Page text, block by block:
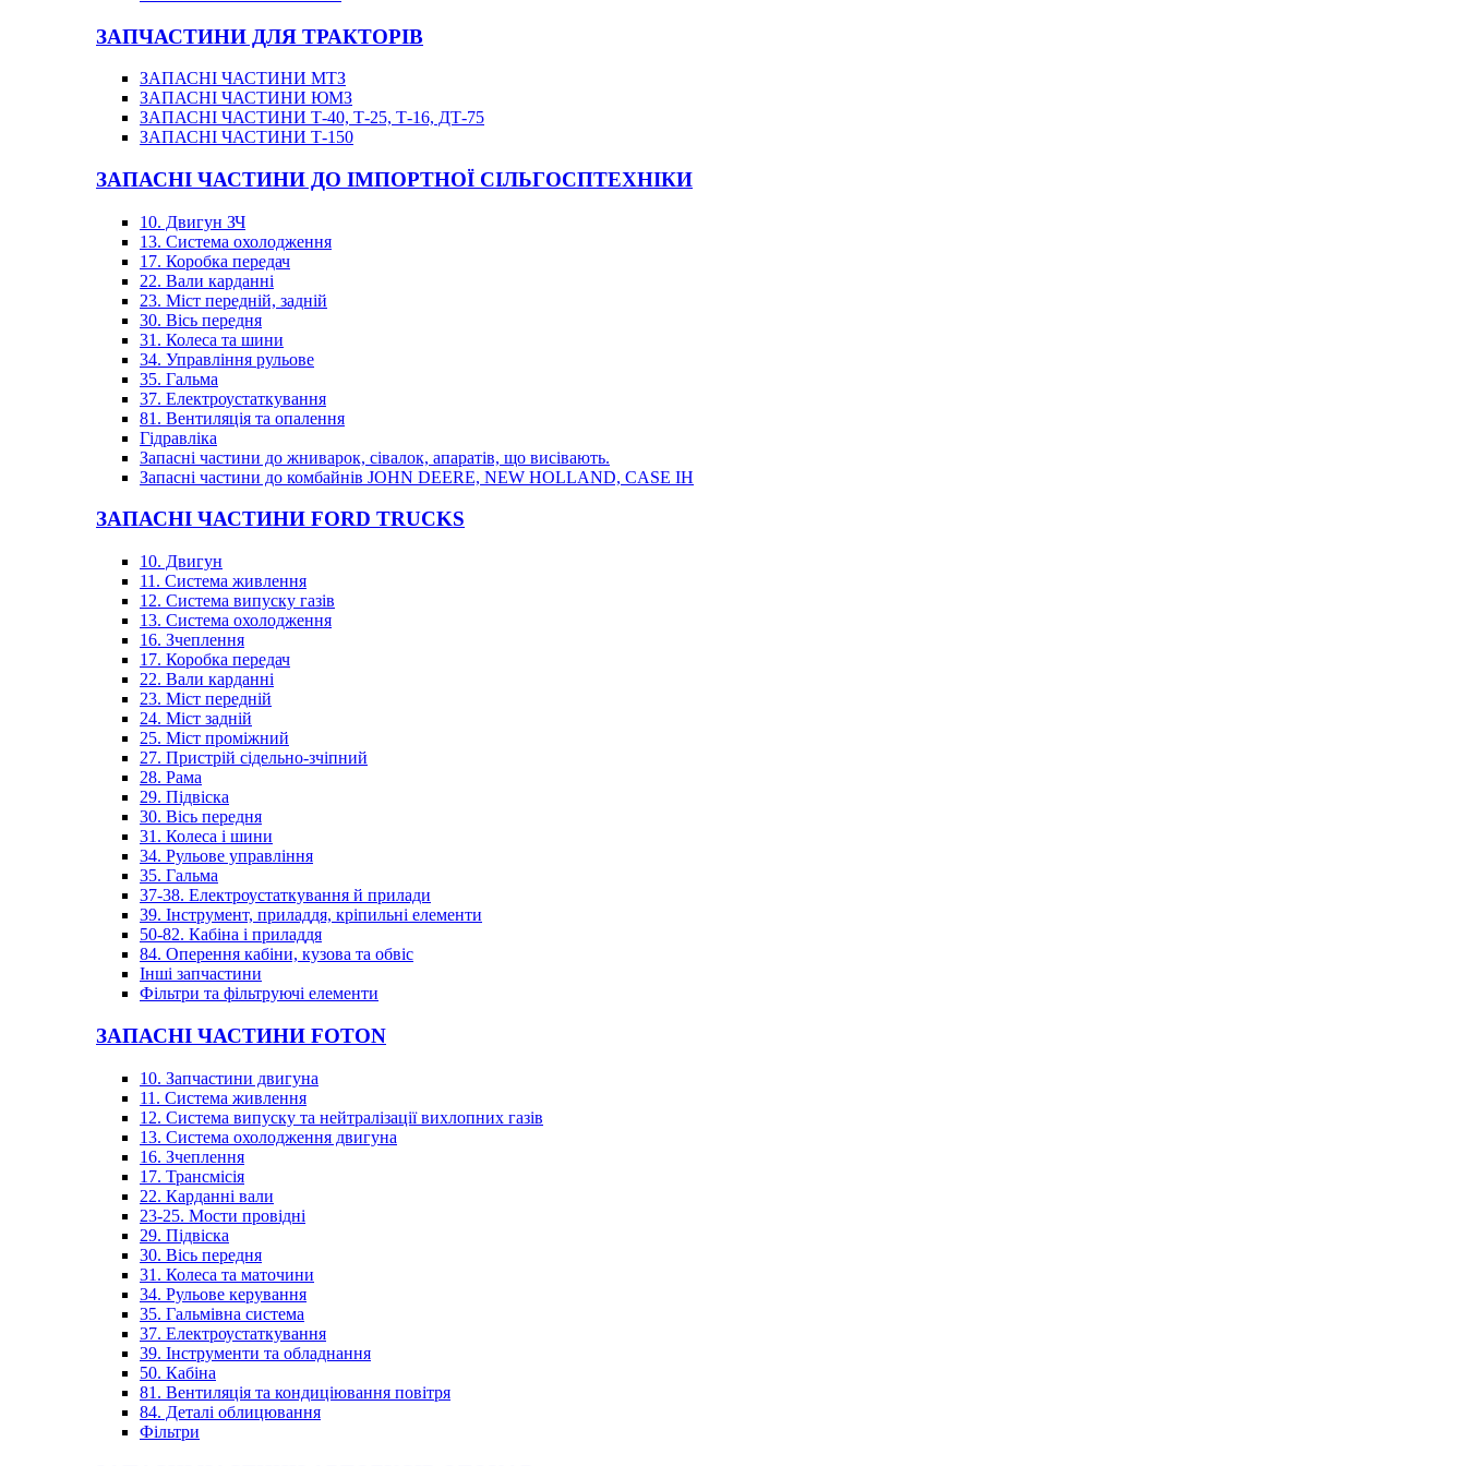
ЗАПЧАСТИНИ ДЛЯ ТРАКТОРІВ
ЗАПАСНІ ЧАСТИНИ МТЗ
ЗАПАСНІ ЧАСТИНИ ЮМЗ
ЗАПАСНІ ЧАСТИНИ Т-40, Т-25, Т-16, ДТ-75
ЗАПАСНІ ЧАСТИНИ Т-150
ЗАПАСНІ ЧАСТИНИ ДО ІМПОРТНОЇ СІЛЬГОСПТЕХНІКИ
10. Двигун ЗЧ
13. Система охолодження
17. Коробка передач
22. Вали карданні
23. Міст передній, задній
30. Вісь передня
31. Колеса та шини
34. Управління рульове
35. Гальма
37. Електроустаткування
81. Вентиляція та опалення
Гідравліка
Запасні частини до жниварок, сівалок, апаратів, що висівають.
Запасні частини до комбайнів JOHN DEERE, NEW HOLLAND, CASE IH
ЗАПАСНІ ЧАСТИНИ FORD TRUCKS
10. Двигун
11. Система живлення
12. Система випуску газів
13. Система охолодження
16. Зчеплення
17. Коробка передач
22. Вали карданні
23. Міст передній
24. Міст задній
25. Міст проміжний
27. Пристрій сідельно-зчіпний
28. Рама
29. Підвіска
30. Вісь передня
31. Колеса і шини
34. Рульове управління
35. Гальма
37-38. Електроустаткування й прилади
39. Інструмент, приладдя, кріпильні елементи
50-82. Кабіна і приладдя
84. Оперення кабіни, кузова та обвіс
Інші запчастини
Фільтри та фільтруючі елементи
ЗАПАСНІ ЧАСТИНИ FOTON
10. Запчастини двигуна
11. Система живлення
12. Система випуску та нейтралізації вихлопних газів
13. Система охолодження двигуна
16. Зчеплення
17. Трансмісія
22. Карданні вали
23-25. Мости провідні
29. Підвіска
30. Вісь передня
31. Колеса та маточини
34. Рульове керування
35. Гальмівна система
37. Електроустаткування
39. Інструменти та обладнання
50. Кабіна
81. Вентиляція та кондиціювання повітря
84. Деталі облицювання
Фільтри